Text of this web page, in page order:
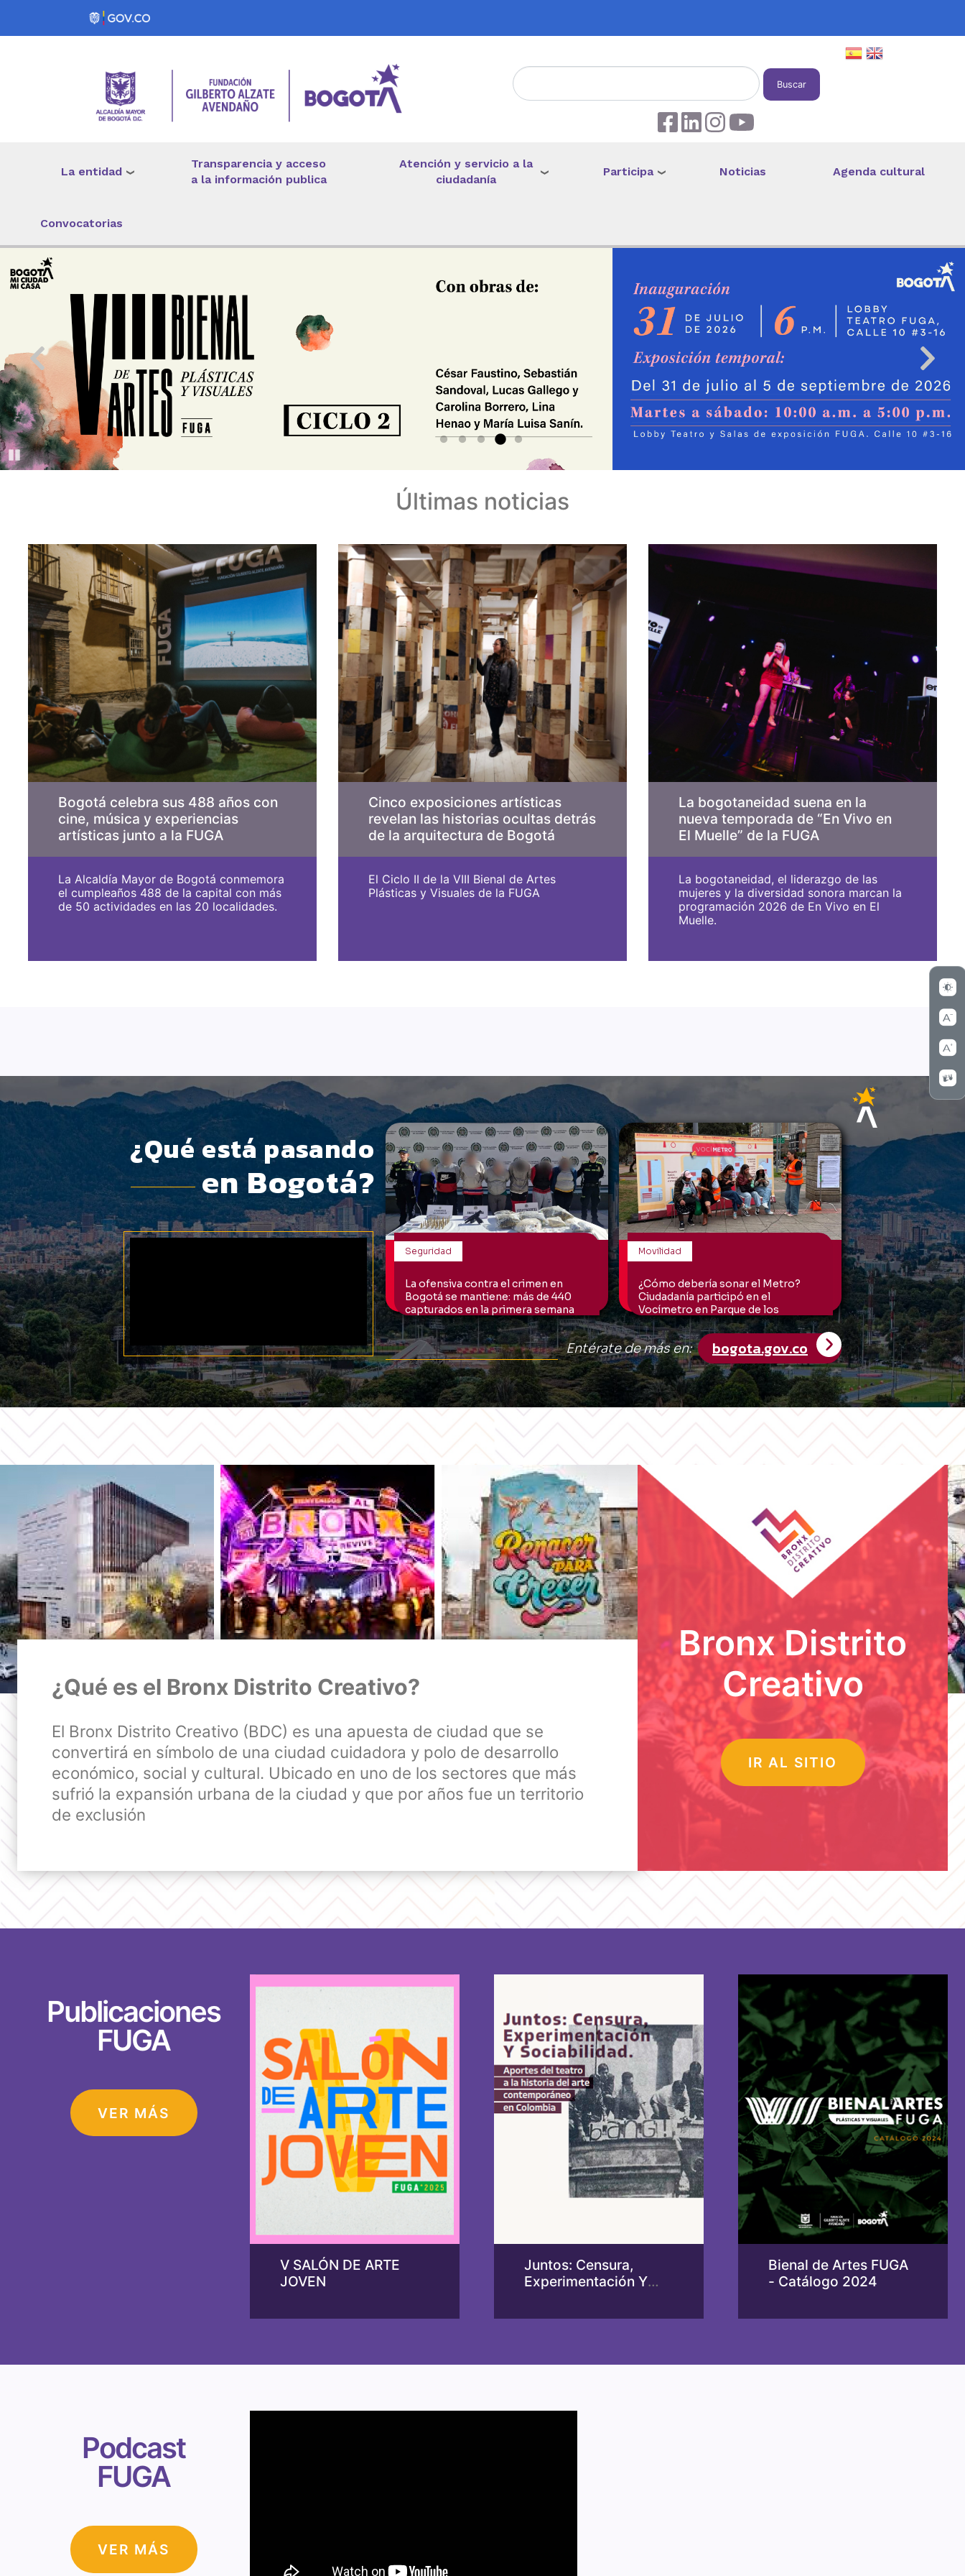
Pasar al contenido principal
Buscar
La entidad
Transparencia y acceso
a la información publica
Atención y servicio a la
ciudadanía
Participa Noticias Agenda cultural
Convocatorias
Pause
Últimas noticias
Bogotá celebra sus 488 años con
cine, música y experiencias
artísticas junto a la FUGA
La Alcaldía Mayor de Bogotá conmemora
el cumpleaños 488 de la capital con más
de 50 actividades en las 20 localidades.
Cinco exposiciones artísticas
revelan las historias ocultas detrás
de la arquitectura de Bogotá
El Ciclo II de la VIII Bienal de Artes
Plásticas y Visuales de la FUGA
La bogotaneidad suena en la
nueva temporada de “En Vivo en
El Muelle” de la FUGA
La bogotaneidad, el liderazgo de las
mujeres y la diversidad sonora marcan la
programación 2026 de En Vivo en El
Muelle.
¿Qué es el Bronx Distrito Creativo?
El Bronx Distrito Creativo (BDC) es una apuesta de ciudad que se
convertirá en símbolo de una ciudad cuidadora y polo de desarrollo
económico, social y cultural. Ubicado en uno de los sectores que más
sufrió la expansión urbana de la ciudad y que por años fue un territorio
de exclusión
Bronx Distrito
Creativo
IR AL SITIO
Publicaciones
FUGA
VER MÁS
V SALÓN DE ARTE
JOVEN
Juntos: Censura,
Experimentación Y
Bienal de Artes FUGA
- Catálogo 2024
Podcast
FUGA
VER MÁS